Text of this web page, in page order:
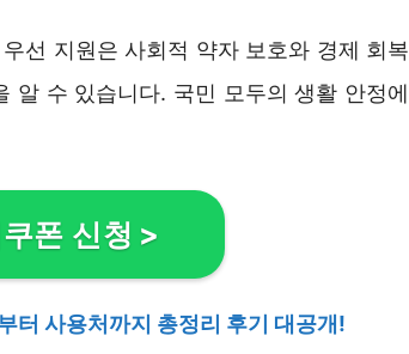
선 지원은 사회적 약자 보호와 경제 회복
알 수 있습니다. 국민 모두의 생활 안정에
폰 신청 >
터 사용처까지 총정리 후기 대공개!